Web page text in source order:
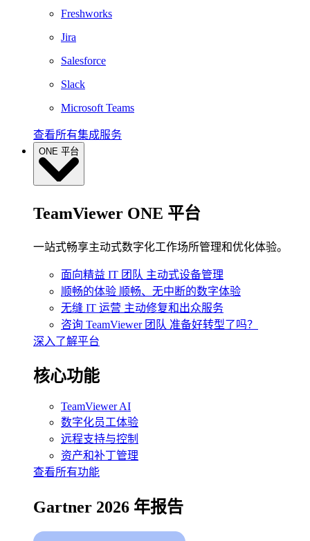
Freshworks
Jira
Salesforce
Slack
Microsoft Teams
查看所有集成服务
ONE 平台
TeamViewer ONE 平台
一站式畅享主动式数字化工作场所管理和优化体验。
面向精益 IT 团队 主动式设备管理
顺畅的体验 顺畅、无中断的数字体验
无缝 IT 运营 主动修复和出众服务
咨询 TeamViewer 团队 准备好转型了吗？
深入了解平台
核心功能
TeamViewer AI
数字化员工体验
远程支持与控制
资产和补丁管理
查看所有功能
Gartner 2026 年报告